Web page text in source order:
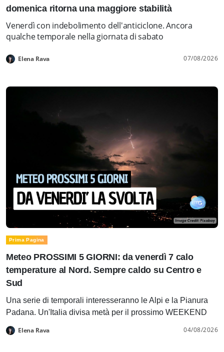
domenica ritorna una maggiore stabilità
Venerdì con indebolimento dell'anticiclone. Ancora
qualche temporale nella giornata di sabato
Elena Rava 07/08/2026
Prima Pagina
Meteo PROSSIMI 5 GIORNI: da venerdì 7 calo
temperature al Nord. Sempre caldo su Centro e
Sud
Una serie di temporali interesseranno le Alpi e la Pianura
Padana. Un'Italia divisa metà per il prossimo WEEKEND
Elena Rava 04/08/2026